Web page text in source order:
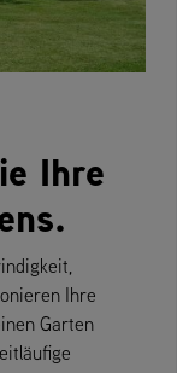
Ihre
Ihre
Garten